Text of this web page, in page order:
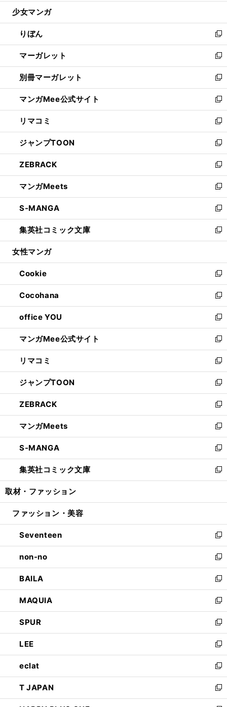
開
く
ン
ウ
で
開
く
ウ
ン
ド
ウ
で
開
く
し
ウ
ィ
ン
ド
ウ
で
開
く
少女マンガ
りぼん
新
し
い
ウ
ィ
ン
ド
ウ
で
開
く
マーガレット
新
し
い
ウ
ィ
ン
ド
ウ
で
開
く
別冊マーガレット
新
し
い
ウ
ィ
ン
ド
ウ
で
開
く
マンガMee公式サイト
新
し
い
ウ
ィ
ン
ド
ウ
で
開
く
リマコミ
新
し
い
ウ
ィ
ン
ド
ウ
で
開
く
ジャンプTOON
新
し
い
ウ
ィ
ン
ド
ウ
で
開
ZEBRACK
新
し
い
ウ
ィ
ン
ド
ウ
開
く
マンガMeets
新
し
い
ウ
ィ
ン
ウ
で
開
く
S-MANGA
新
し
い
ウ
ン
ド
ウ
で
開
く
集英社コミック文庫
新
し
ウ
ィ
ン
ド
ウ
で
開
く
女性マンガ
Cookie
新
し
い
ウ
ィ
ン
ド
ウ
で
開
く
Cocohana
新
し
い
ウ
ィ
ン
ド
ウ
で
開
く
office YOU
新
し
い
ウ
ィ
ン
ド
ウ
で
開
く
マンガMee公式サイト
新
し
い
ウ
ィ
ン
ド
ウ
で
開
く
リマコミ
新
し
い
ウ
ィ
ン
ド
ウ
で
開
く
ジャンプTOON
新
し
い
ウ
ィ
ン
ド
ウ
で
開
ZEBRACK
新
し
い
ウ
ィ
ン
ド
ウ
開
マンガMeets
新
し
い
ウ
ィ
ン
ウ
開
く
S-MANGA
新
し
い
ウ
ン
ウ
で
開
く
集英社コミック文庫
新
し
ウ
ン
ド
ウ
で
開
く
取材・ファッション
ファッション・美容
Seventeen
新
し
い
ウ
ィ
ン
ド
ウ
で
開
く
non-no
新
し
い
ウ
ィ
ン
ド
ウ
で
開
く
BAILA
新
し
い
ウ
ィ
ン
ド
ウ
で
開
く
MAQUIA
新
し
い
ウ
ィ
ン
ド
ウ
で
開
SPUR
新
し
い
ウ
ィ
ン
ド
ウ
LEE
新
し
い
ウ
ィ
ン
eclat
新
し
い
ウ
T JAPAN
新
し